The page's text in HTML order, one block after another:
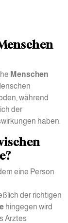
Menschen
während
der
haben.
eine Person
der richtigen
hingegen wird
Arztes